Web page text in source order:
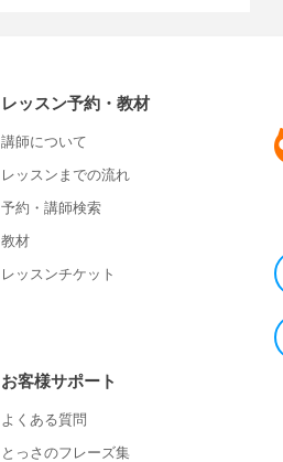
レッスン予約・教材
講師について
レッスンまでの流れ
予約・講師検索
教材
レッスンチケット
お客様サポート
よくある質問
とっさのフレーズ集